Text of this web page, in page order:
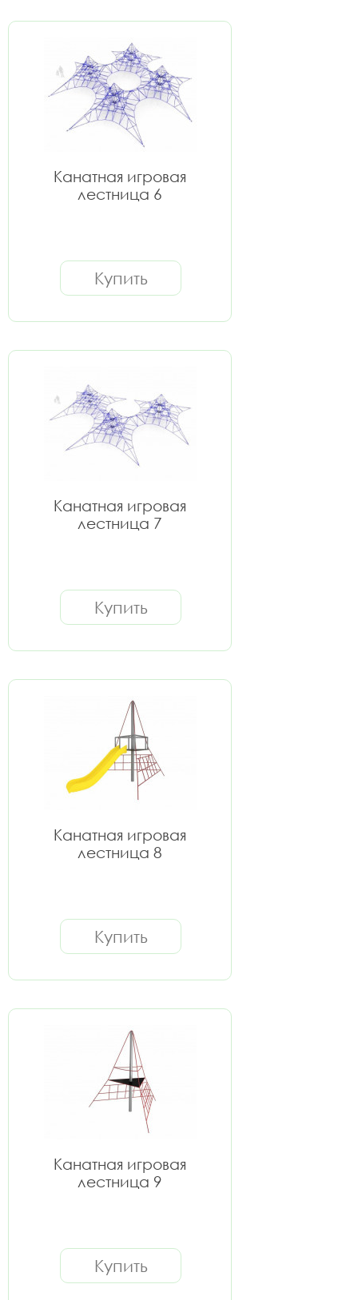
Канатная игровая
лестница 6
Купить
Канатная игровая
лестница 7
Купить
Канатная игровая
лестница 8
Купить
Канатная игровая
лестница 9
Купить